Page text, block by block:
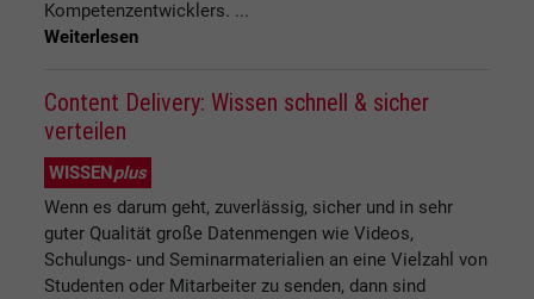
Kompetenzentwicklers. ...
Weiterlesen
Content Delivery: Wissen schnell & sicher
verteilen
WISSENplus
Wenn es darum geht, zuverlässig, sicher und in sehr
guter Qualität große Datenmengen wie Videos,
Schulungs- und Seminarmaterialien an eine Vielzahl von
Studenten oder Mitarbeiter zu senden, dann sind